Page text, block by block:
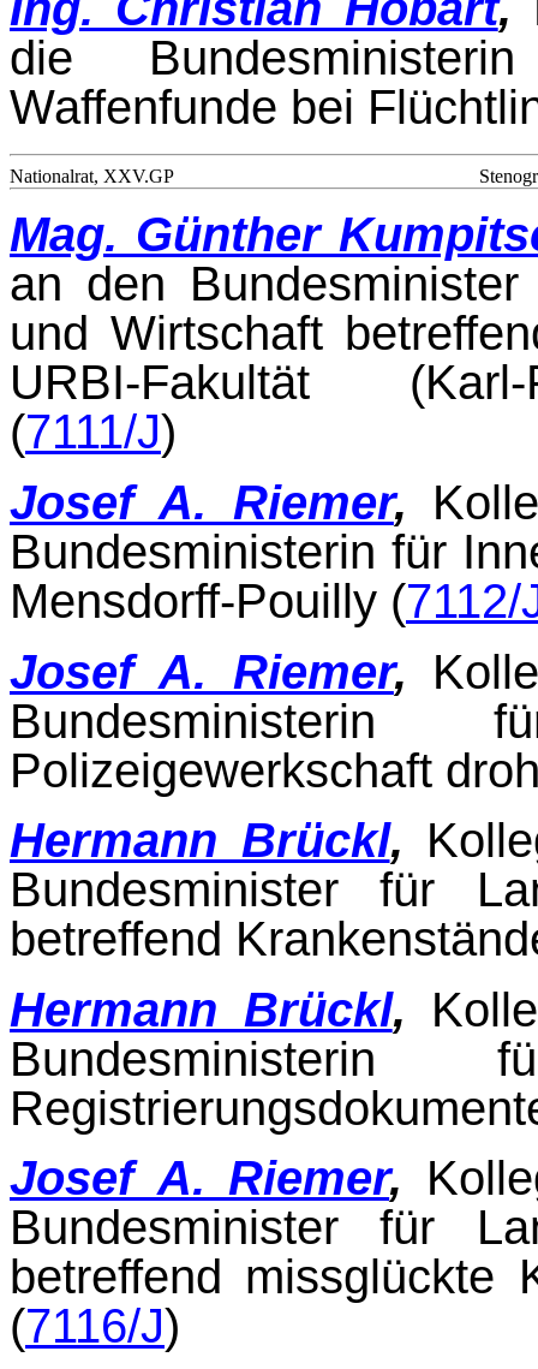
die
Waffenfunde bei
Nationalrat, XXV.GP
Mag. Günther
an den
und Wirtschaft
URBI-Fa­kultät (Karl-
(7111/J)
Josef A. Riemer,
Bundesministerin für
Mensdorff-Pouilly (7112/
Josef A. Riemer,
Bundesministerin
Polizeigewerkschaft
Hermann Brückl,
Bundesminister für
betreffend
Hermann Brückl,
Josef A. Riemer,
Bundesminister für
betreffend missglückte
(7116/J)